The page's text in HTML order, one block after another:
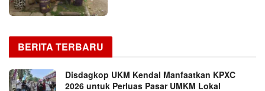
BERITA TERBARU
Disdagkop UKM Kendal Manfaatkan KPXC
2026 untuk Perluas Pasar UMKM Lokal